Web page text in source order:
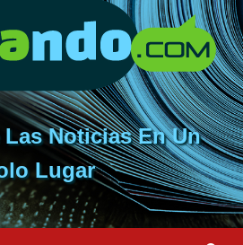
Noticias En Un
Lugar